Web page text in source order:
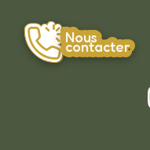
Nous
contacter